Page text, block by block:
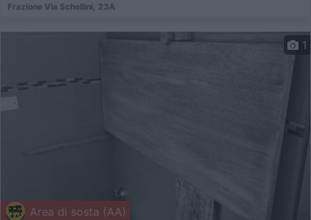
Frazione Via Schellini, 23A
Area di sosta (AA)
1